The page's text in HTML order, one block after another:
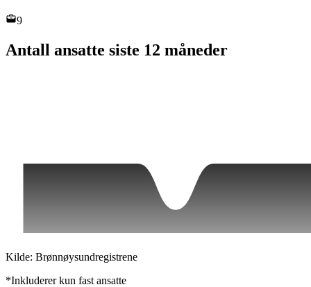
9
Antall ansatte siste 12 måneder
Kilde: Brønnøysundregistrene
*Inkluderer kun fast ansatte